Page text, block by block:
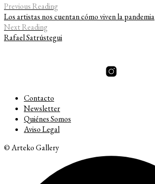
Previous Reading
Los artistas nos cuentan cómo viven la pandemia
Next Reading
Rafael Satrústegui
Contacto
Newsletter
Quiénes Somos
Aviso Legal
© Arteko Gallery